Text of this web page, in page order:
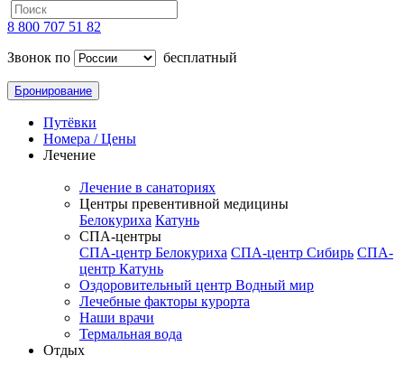
8 800 707 51 82
Звонок по
бесплатный
Бронирование
Путёвки
Номера / Цены
Лечение
Лечение в санаториях
Центры превентивной медицины
Белокуриха Катунь
СПА-центры
СПА-центр Белокуриха СПА-центр Сибирь СПА-
центр Катунь
Оздоровительный центр Водный мир
Лечебные факторы курорта
Наши врачи
Термальная вода
Отдых